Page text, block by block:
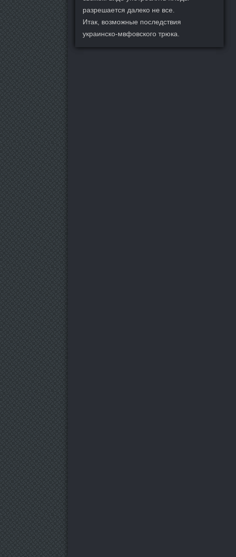
разрешается далеко не все.
Итак, возможные последствия
украинско-мвфовского трюка.